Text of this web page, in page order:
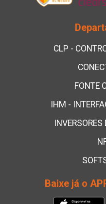
CLP -
FONTE
IHM -
Baixe já o